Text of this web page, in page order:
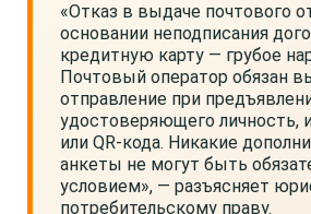
«Отказ в выдаче почтового
основании неподписания
кредитную карту — грубое
Почтовый оператор обязан
отправление при
удостоверяющего личность,
или QR-кода. Никакие
анкеты не могут быть
условием», — разъясняет
потребительскому праву.